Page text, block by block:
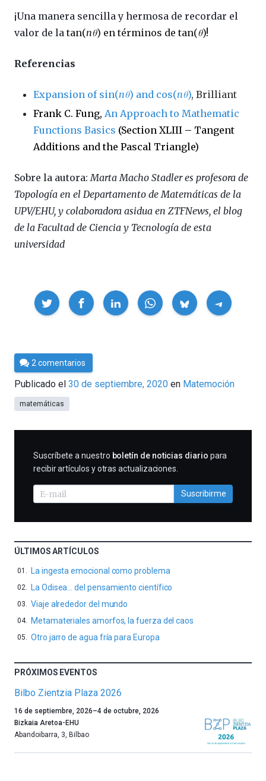
¡Una manera sencilla y hermosa de recordar el
valor de la tan(nθ) en términos de tan(θ)!
Referencias
Expansion of sin(nθ) and cos(nθ), Brilliant
Frank C. Fung, An Approach to Mathematic
Functions Basics (Section XLIII – Tangent
Additions and the Pascal Triangle)
Sobre la autora: Marta Macho Stadler es profesora de
Topología en el Departamento de Matemáticas de la
UPV/EHU, y colaboradora asidua en ZTFNews, el blog
de la Facultad de Ciencia y Tecnología de esta
universidad
Compartir
Por
César
Tomé
2 comentarios
Publicado el 30 de septiembre, 2020 en Matemoción
matemáticas
SUSCRIBIRME
Suscríbete a nuestro boletín de noticias diario para
recibir artículos y otras actualizaciones.
Suscribirme
ÚLTIMOS ARTÍCULOS
La ingesta emocional como problema
La Odisea… del pensamiento científico
Viaje alrededor del mundo
Metamateriales amorfos, la fuerza del caos
Otro jarro de agua fría para Europa
PRÓXIMOS EVENTOS
Bilbo Zientzia Plaza 2026
Un
año
más,
16 de septiembre, 2026–4 de octubre, 2026
Bizkaia Aretoa-EHU
Abandoibarra, 3, Bilbao